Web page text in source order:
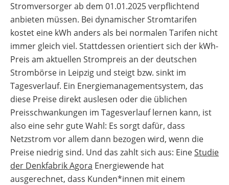
Stromversorger ab dem 01.01.2025 verpflichtend
anbieten müssen. Bei dynamischer Stromtarifen
kostet eine kWh anders als bei normalen Tarifen nicht
immer gleich viel. Stattdessen orientiert sich der kWh-
Preis am aktuellen Strompreis an der deutschen
Strombörse in Leipzig und steigt bzw. sinkt im
Tagesverlauf. Ein Energiemanagementsystem, das
diese Preise direkt auslesen oder die üblichen
Preisschwankungen im Tagesverlauf lernen kann, ist
also eine sehr gute Wahl: Es sorgt dafür, dass
Netzstrom vor allem dann bezogen wird, wenn die
Preise niedrig sind. Und das zahlt sich aus: EineStudie
der Denkfabrik Agora Energiewende hat
ausgerechnet, dass Kunden*innen mit einem